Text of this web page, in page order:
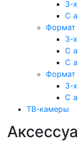
3-
С
Формат
3-
С
С
Формат
3-
С
ТВ-камеры